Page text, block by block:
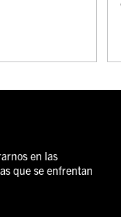
en las
que se enfrentan